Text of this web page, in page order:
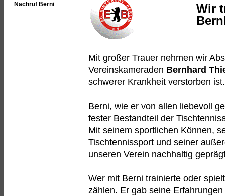
Nachruf Berni
Wir
Mit großer Trauer nehmen wir
Vereinskameraden Bernhard
schwerer Krankheit verstorben ist.
Berni, wie er von allen liebevoll
fester Bestandteil der
Mit seinem sportlichen Können,
Tischtennissport und seiner
unseren Verein nachhaltig
Wer mit Berni trainierte oder
zählen. Er gab seine